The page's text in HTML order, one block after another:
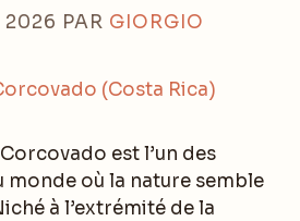
2026 PAR GIORGIO
est l’un des
monde où la nature semble
à l’extrémité de la